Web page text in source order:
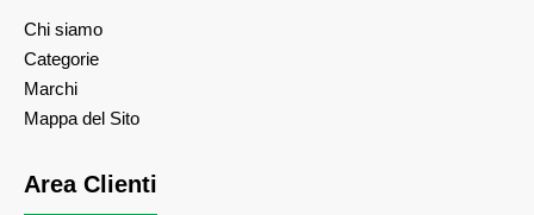
Chi siamo
Categorie
Marchi
Mappa del Sito
Area Clienti